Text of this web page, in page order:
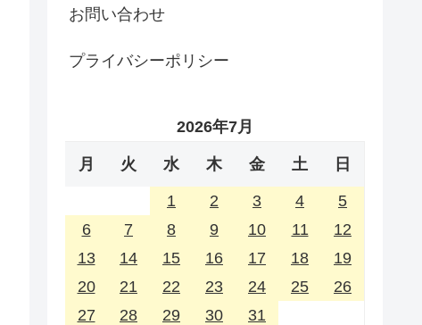
お問い合わせ
プライバシーポリシー
2026年7月
月 火 水 木 金 土 日
1 2 3 4
5
6
7 8 9 10 11
12
13
14 15 16 17 18
19
20
21 22 23 24 25
26
27
28 29 30 31